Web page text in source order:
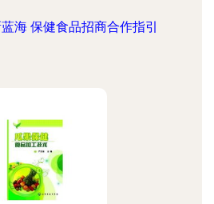
海 保健食品招商合作指引